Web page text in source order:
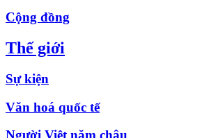
Cộng đồng
Thế giới
Sự kiện
Văn hoá quốc tế
Người Việt năm châu